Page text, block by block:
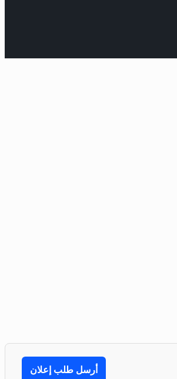
أرسل طلب إعلان